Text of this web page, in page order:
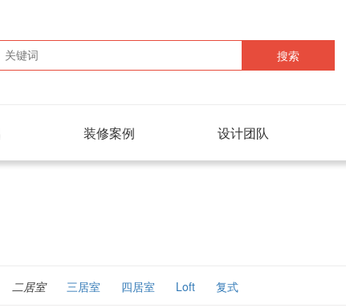
搜索
装修案例 设计团队
二居室 三居室 四居室 Loft 复式